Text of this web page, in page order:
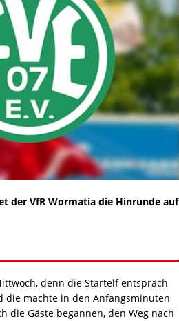
der VfR Wormatia die Hinrunde auf
denn die Startelf entsprach
die machte in den Anfangsminuten
die Gäste begannen, den Weg nach